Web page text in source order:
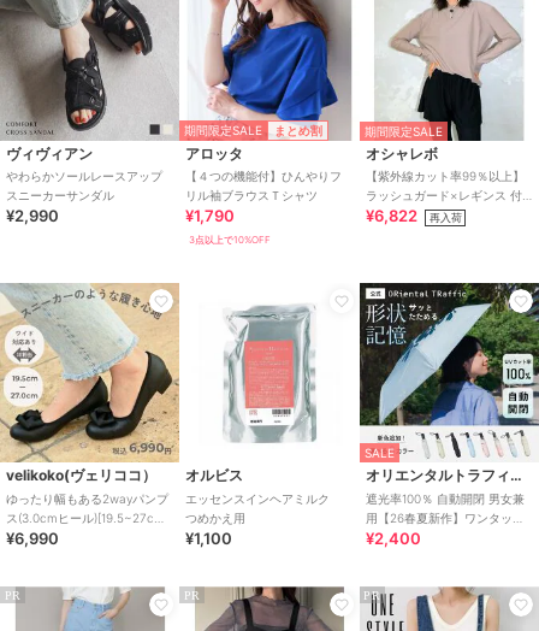
ヴィヴィアン
やわらかソールレースアップ
スニーカーサンダル
¥2,990
期間限定SALE まとめ割
アロッタ
【４つの機能付】ひんやりフ
リル袖ブラウスＴシャツ
¥1,790
3点以上で10%OFF
期間限定SALE
オシャレボ
【紫外線カット率99％以上】
ラッシュガード×レギンス 付
き タンキニ
¥6,822 再入荷
velikoko(ヴェリココ）
ゆったり幅もある2wayパンプ
ス(3.0cmヒール)[19.5~27cm]
ラクチンきれいシューズ
¥6,990
オルビス
エッセンスインヘアミルク
つめかえ用
¥1,100
SALE
オリエンタルトラフィック
遮光率100％ 自動開閉 男女兼
用【26春夏新作】ワンタッチ
晴雨兼用 折りたたみ傘 /G-
¥2,400
PR PR PR